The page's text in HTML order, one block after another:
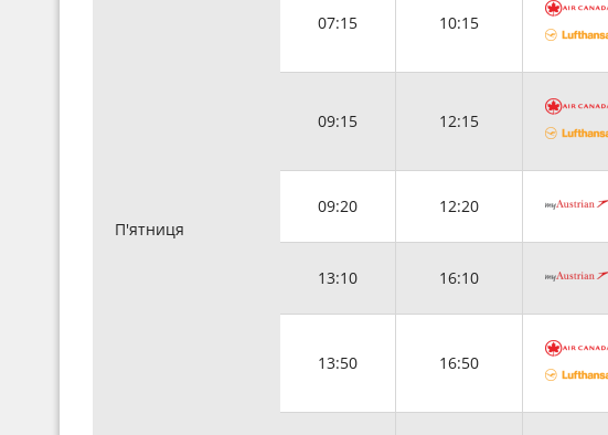
П'ятниця
07:15 10:15
09:15 12:15
09:20 12:20
13:10 16:10
13:50 16:50